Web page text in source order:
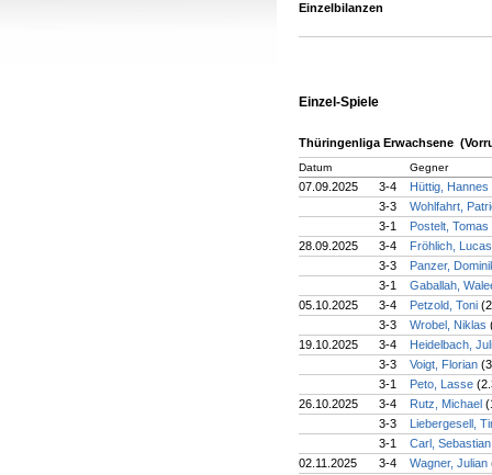
Einzelbilanzen
Einzel-Spiele
Thüringenliga Erwachsene
Datum Gegner
07.09.2025 3-4
Hüttig, Hannes
3-3
Wohlfahrt,
3-1
Postelt, Tomas
28.09.2025
3-4
Fröhlich,
3-3
Panzer,
3-1
Gaballah,
05.10.2025
3-4 Petzold, Toni
3-3
Wrobel, Niklas
19.10.2025
3-4
Heidelbach,
3-3
Voigt, Florian
3-1
Peto, Lasse
26.10.2025
3-4 Rutz, Michael
3-3
Liebergesell,
3-1
Carl,
02.11.2025
3-4 Wagner, Julian